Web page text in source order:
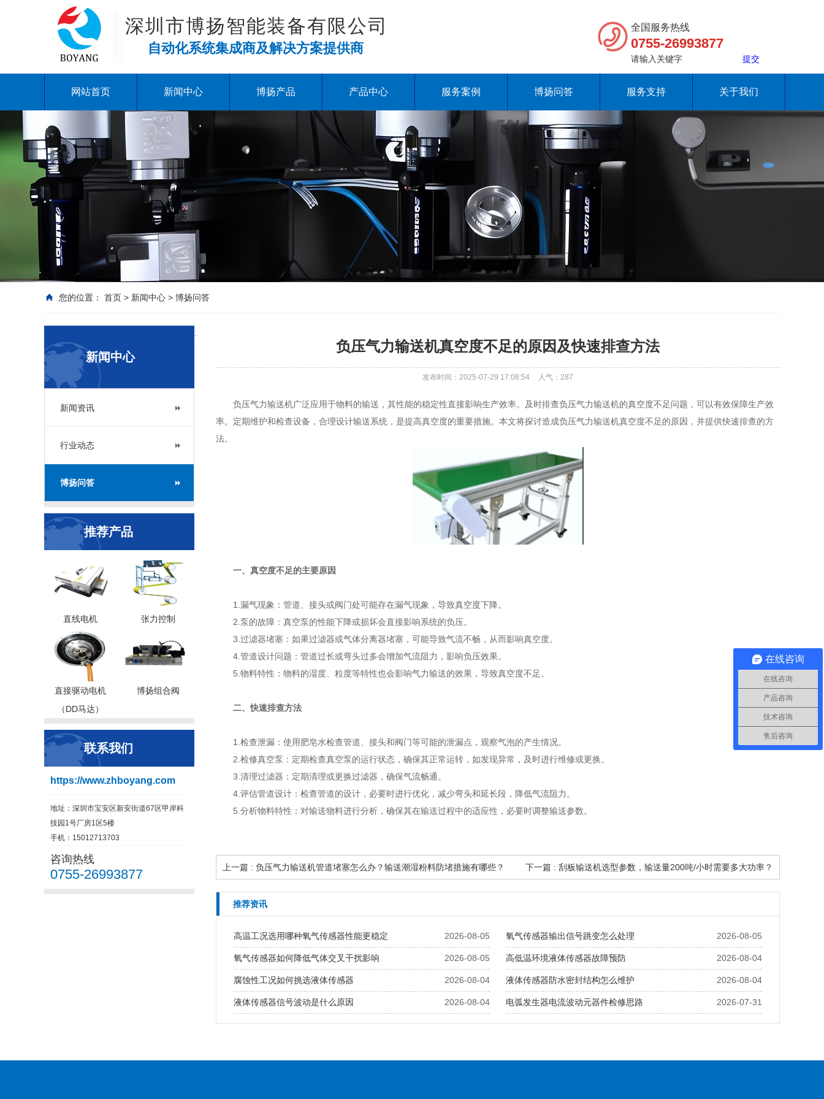
深圳市博扬智能装备有限公司
自动化系统集成商及解决方案提供商
全国服务热线
0755-26993877
网站首页 新闻中心 博扬产品 产品中心 服务案例 博扬问答 服务支持 关于我们
您的位置： 首页 > 新闻中心 > 博扬问答
新闻中心
新闻资讯
行业动态
博扬问答
推荐产品
直线电机 张力控制
直接驱动电机
（DD马达）
博扬组合阀
联系我们
https://www.zhboyang.com
地址：深圳市宝安区新安街道67区甲岸科
技园1号厂房1区5楼
手机：15012713703
咨询热线
0755-26993877
负压气力输送机真空度不足的原因及快速排查方法
发布时间：2025-07-29 17:08:54 人气： 287
负压气力输送机广泛应用于物料的输送，其性能的稳定性直接影响生产效率。及时排查负压气力输送机的真空度不足问题，可以有效保障生产效
率。定期维护和检查设备，合理设计输送系统，是提高真空度的重要措施。本文将探讨造成负压气力输送机真空度不足的原因，并提供快速排查的方
法。
一、真空度不足的主要原因
1.漏气现象：管道、接头或阀门处可能存在漏气现象，导致真空度下降。
2.泵的故障：真空泵的性能下降或损坏会直接影响系统的负压。
3.过滤器堵塞：如果过滤器或气体分离器堵塞，可能导致气流不畅，从而影响真空度。
4.管道设计问题：管道过长或弯头过多会增加气流阻力，影响负压效果。
5.物料特性：物料的湿度、粒度等特性也会影响气力输送的效果，导致真空度不足。
二、快速排查方法
1.检查泄漏：使用肥皂水检查管道、接头和阀门等可能的泄漏点，观察气泡的产生情况。
2.检修真空泵：定期检查真空泵的运行状态，确保其正常运转，如发现异常，及时进行维修或更换。
3.清理过滤器：定期清理或更换过滤器，确保气流畅通。
4.评估管道设计：检查管道的设计，必要时进行优化，减少弯头和延长段，降低气流阻力。
5.分析物料特性：对输送物料进行分析，确保其在输送过程中的适应性，必要时调整输送参数。
上一篇 : 负压气力输送机管道堵塞怎么办？输送潮湿粉料防堵措施有哪些？ 下一篇 : 刮板输送机选型参数，输送量200吨/小时需要多大功率？
推荐资讯
2026-08-05
高温工况选用哪种氧气传感器性能更稳定 2026-08-05
氧气传感器输出信号跳变怎么处理
2026-08-05
氧气传感器如何降低气体交叉干扰影响 2026-08-04
高低温环境液体传感器故障预防
2026-08-04
腐蚀性工况如何挑选液体传感器 2026-08-04
液体传感器防水密封结构怎么维护
2026-08-04
液体传感器信号波动是什么原因 2026-07-31
电弧发生器电流波动元器件检修思路
在线咨询
在线咨询
产品咨询
技术咨询
售后咨询